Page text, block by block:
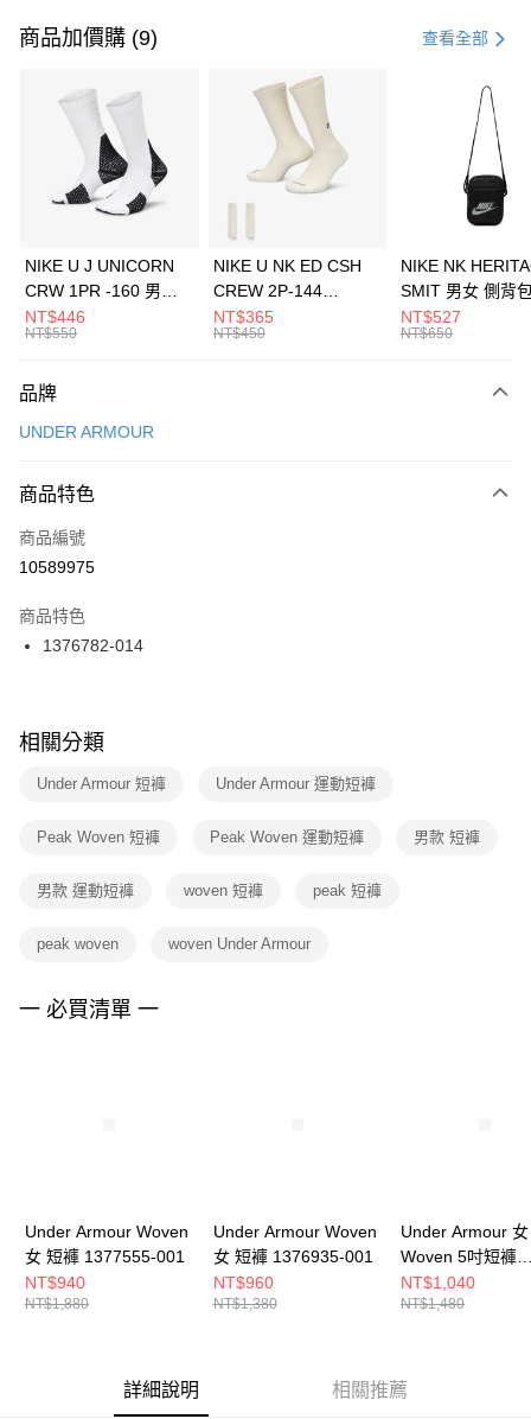
信用卡一次付款
3 期 0 利率 每期 21家銀行
合作金庫商業銀行
第一商業銀行
華南商業銀行
彰化商業銀行
上海商業儲蓄銀行
元大商業銀行
台灣樂天信用卡公司
Apple Pay
全盈+PAY
AFTEE先享後付
【關於「AFTEE先享後付」】
便利好安心！
３．安心：先確認商品／服務後，再付款。
【「AFTEE先享後付」結帳流程】
１．於結帳方式選擇「AFTEE先享後付」後，將跳轉至「AFTEE先享後付」
２．訂單成立數日內，您將收到繳費通知簡訊。
３．收到繳費通知簡訊後14天內，點擊此簡訊中的連結，可透過四大超商／
ATM／網路銀行／等多元方式進行付款，方視為交易完成。
※ 交易是否成功請以「AFTEE先享後付 」之結帳頁面顯示為準，若有關於
是否繳費成功／繳費後需取消欲退款等相關疑問，請聯繫「AFTEE先享後付
客戶支援中心」https://netprotections.freshdesk.com/support/home
１．透過由恩沛科技股份有限公司提供之「AFTEE先享後付」服務完成之交
權轉讓予恩沛科技股份有限公司。
３．未成年的使用者請事先徵得法定代理人或監護人之同意方可使用
４．使用「AFTEE先享後付」時，將依據個別帳號之用戶狀況，依本公司即
運送方式
每筆NT$100，滿NT$1,500(含以上)免運費
宅配
每筆NT$100，滿NT$1,500(含以上)免運費
付款後門市自取
每筆NT$100，滿NT$1,500(含以上)免運費
商品加價購 (9) 查看全部
NIKE U J UNICORN
CRW 1PR -160 男女
中統襪 FZ3393100
NT$446
NT$550
NIKE U NK ED CSH
CREW 2P-144
EMBRDY 男女 短統襪
FZ3073133
NT$365
NT$450
NIKE NK
SMIT 男女 側背
BA5871010
NT$527
NT$650
品牌
UNDER ARMOUR
商品特色
商品編號
10589975
商品特色
1376782-014
相關分類
Under Armour 短褲 Under Armour 運動短褲
Peak Woven 短褲 Peak Woven 運動短褲 男款 短褲
男款 運動短褲 woven 短褲 peak 短褲
peak woven woven Under Armour
一 必買清單 一
Under Armour Woven
女 短褲 1377555-001
NT$940
NT$1,880
Under Armour Woven
女 短褲 1376935-001
NT$960
NT$1,380
Under Armour 女
Woven 5吋短褲
1376933-001
NT$1,040
NT$1,480
詳細說明 相關推薦